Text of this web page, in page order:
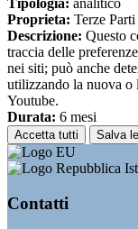
Tipologia: analitico
Proprieta: Terze Parti
Descrizione: Questo
traccia delle
nei siti; può anche
utilizzando la nuova o
Youtube.
Durata: 6 mesi
Accetta tutti Salva
Contatti